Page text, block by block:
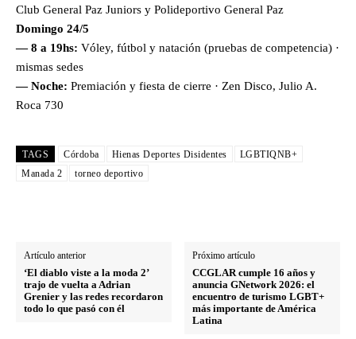
Club General Paz Juniors y Polideportivo General Paz
Domingo 24/5
— 8 a 19hs: Vóley, fútbol y natación (pruebas de competencia) ·
mismas sedes
— Noche: Premiación y fiesta de cierre · Zen Disco, Julio A.
Roca 730
TAGS Córdoba Hienas Deportes Disidentes
LGBTIQNB+
Manada 2
torneo deportivo
Artículo anterior
‘El diablo viste a la moda 2’
trajo de vuelta a Adrian
Grenier y las redes recordaron
todo lo que pasó con él
Próximo artículo
CCGLAR cumple 16 años y
anuncia GNetwork 2026: el
encuentro de turismo LGBT+
más importante de América
Latina